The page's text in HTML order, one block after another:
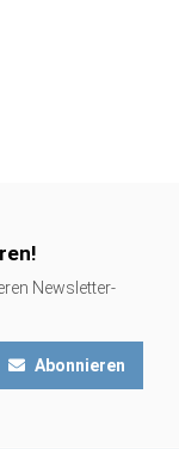
Newsletter-
Abonnieren